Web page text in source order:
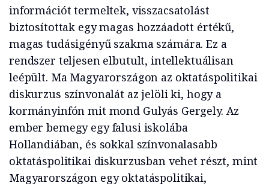
információt termeltek, visszacsatolást
biztosítottak egy magas hozzáadott értékű,
magas tudásigényű szakma számára. Ez a
rendszer teljesen elbutult, intellektuálisan
leépült. Ma Magyarországon az oktatáspolitikai
diskurzus színvonalát az jelöli ki, hogy a
kormányinfón mit mond Gulyás Gergely. Az
ember bemegy egy falusi iskolába
Hollandiában, és sokkal színvonalasabb
oktatáspolitikai diskurzusban vehet részt, mint
Magyarországon egy oktatáspolitikai,